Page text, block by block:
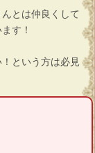
とは仲良くして
す！
という方は必見